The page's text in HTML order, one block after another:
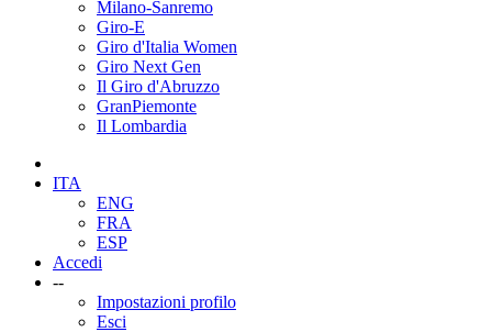
Milano-Sanremo
Giro-E
Giro d'Italia Women
Giro Next Gen
Il Giro d'Abruzzo
GranPiemonte
Il Lombardia
ITA
ENG
FRA
ESP
Accedi
--
Impostazioni profilo
Esci